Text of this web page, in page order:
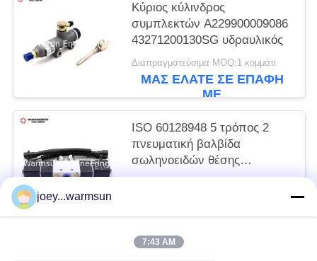
Κύριος κύλινδρος
συμπλεκτών A229900009086
43271200130SG υδραυλικός
Διαπραγματεύσιμα MOQ:1 κομμάτι
ΜΑΣ ΕΛΆΤΕ ΣΕ ΕΠΑΦΉ
ΜΕ
ISO 60128948 5 τρόπος 2
πνευματική βαλβίδα
σωληνοειδών θέσης
B994V22008KCS017B
ΜΕ
joey...warmsun
7:43 AM